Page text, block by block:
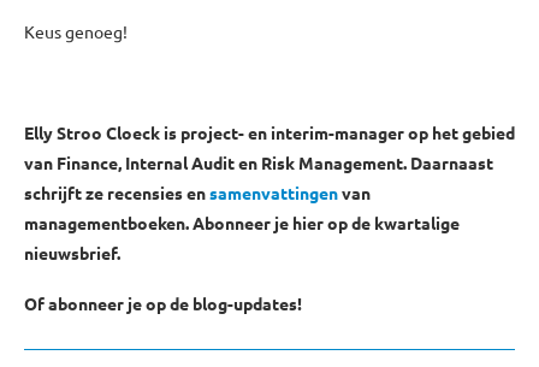
Keus genoeg!
Elly Stroo Cloeck is project- en interim-manager op het gebied
van Finance, Internal Audit en Risk Management. Daarnaast
schrijft ze recensies ensamenvattingenvan
managementboeken. Abonneer je hier op de kwartalige
nieuwsbrief.
Of abonneer je op de blog-updates!